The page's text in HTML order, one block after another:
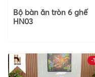
Bộ bàn ăn tròn 6 ghế
HN03
-